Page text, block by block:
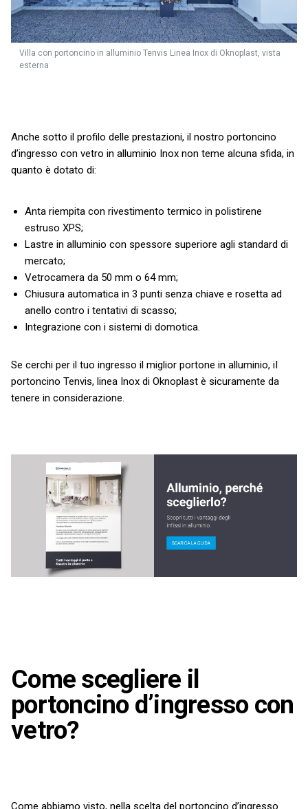
Villa con portoncino in alluminio Tenvis Linea Inox di Oknoplast, vista
esterna
Anche sotto il profilo delle prestazioni, il nostro portoncino
d’ingresso con vetro in alluminio Inox non teme alcuna sfida, in
quanto è dotato di:
Anta riempita con rivestimento termico in polistirene
estruso XPS;
Lastre in alluminio con spessore superiore agli standard di
mercato;
Vetrocamera da 50 mm o 64 mm;
Chiusura automatica in 3 punti senza chiave e rosetta ad
anello contro i tentativi di scasso;
Integrazione con i sistemi di domotica.
Se cerchi per il tuo ingresso il miglior portone in alluminio, iI
portoncino Tenvis, linea Inox di Oknoplast è sicuramente da
tenere in considerazione.
Come scegliere il
portoncino d’ingresso con
vetro?
Come abbiamo visto, nella scelta del portoncino d’ingresso